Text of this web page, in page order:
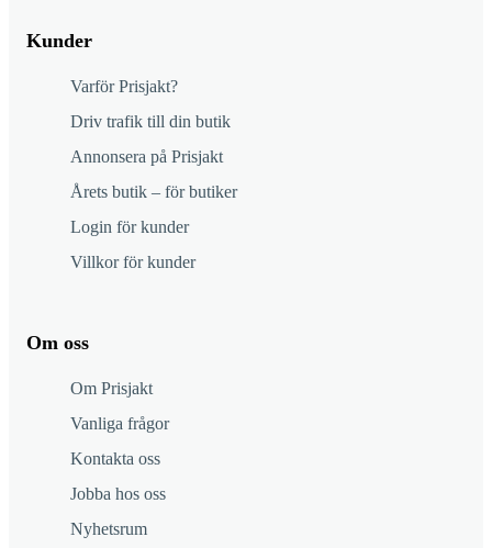
Kunder
Varför Prisjakt?
Driv trafik till din butik
Annonsera på Prisjakt
Årets butik – för butiker
Login för kunder
Villkor för kunder
Om oss
Om Prisjakt
Vanliga frågor
Kontakta oss
Jobba hos oss
Nyhetsrum